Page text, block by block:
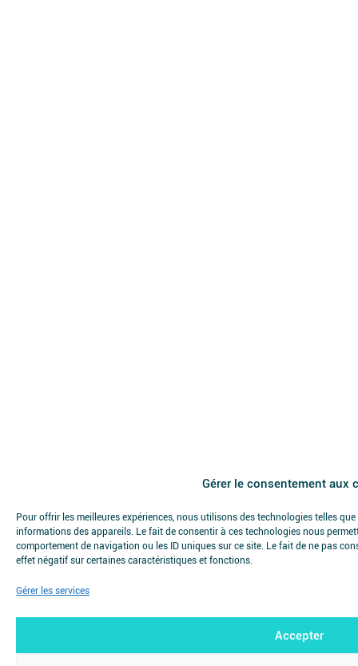
Gérer le consentement aux
Pour offrir les meilleures expériences, nous utilisons des technologies telles
informations des appareils. Le fait de consentir à ces technologies nous
comportement de navigation ou les ID uniques sur ce site. Le fait de ne pas
effet négatif sur certaines caractéristiques et fonctions.
Gérer les services
Accepter